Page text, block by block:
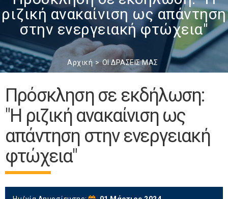
ριζική ανακαίνιση ως απάντηση
στην ενεργειακή φτώχεια"
Αρχική ΟΙ ΔΡΑΣΕΙΣ ΜΑΣ
Πρόσκληση σε εκδήλωση:
"Η ριζική ανακαίνιση ως
απάντηση στην ενεργειακή
φτώχεια"